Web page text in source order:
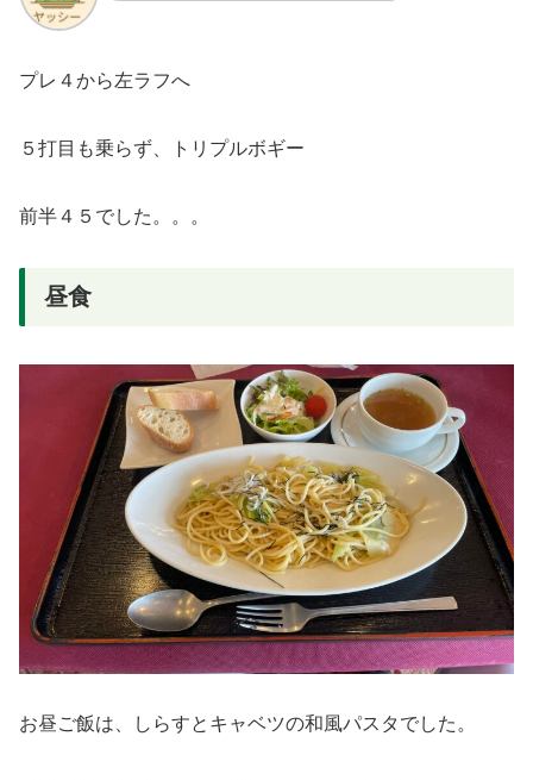
プレ４から左ラフへ
５打目も乗らず、トリプルボギー
前半４５でした。。。
昼食
お昼ご飯は、しらすとキャベツの和風パスタでした。